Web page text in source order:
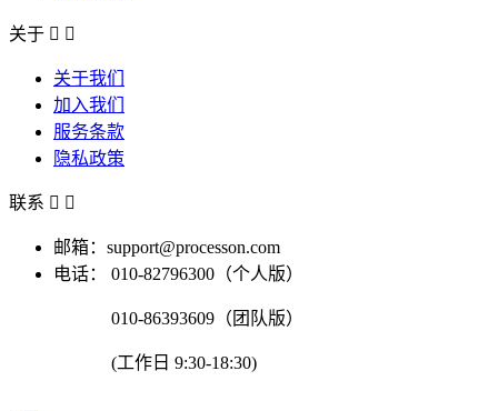
关于  
关于我们
加入我们
服务条款
隐私政策
联系  
邮箱：support@processon.com
电话：
010-82796300（个人版）
010-86393609（团队版）
(工作日 9:30-18:30)